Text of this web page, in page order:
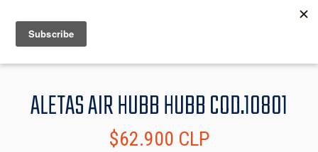
MENU
ALETAS AIR HUBB HUBB COD.10801
$62.900 CLP